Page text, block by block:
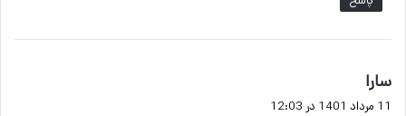
سارا
11 مرداد 1401 در 12:03